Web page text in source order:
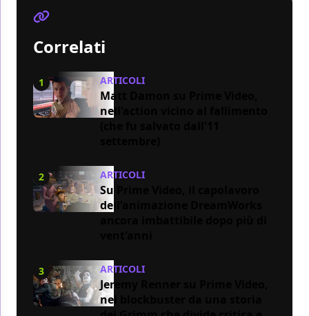
Correlati
1 ARTICOLI
Matt Damon su Prime Video,
nell'action vicino al fallimento
2 ARTICOLI
Su Prime Video, il capolavoro
dell'animazione DreamWorks
3 ARTICOLI
Jeremy Renner su Prime Video,
nel blockbuster da una storia